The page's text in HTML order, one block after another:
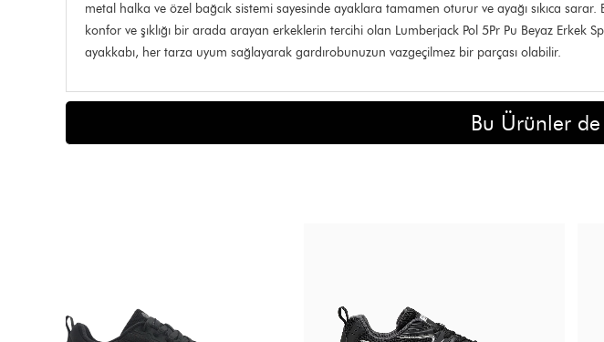
metal halka ve özel bağcık sistemi sayesinde ayaklara tamamen oturur ve ayağı sıkıca sarar.
konfor ve şıklığı bir arada arayan erkeklerin tercihi olan Lumberjack Pol 5Pr Pu Beyaz
ayakkabı, her tarza uyum sağlayarak gardırobunuzun vazgeçilmez bir parçası olabilir.
Bu Ürünler